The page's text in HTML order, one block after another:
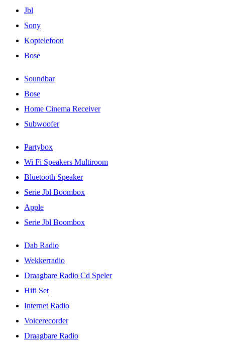
Jbl
Sony
Koptelefoon
Bose
Soundbar
Bose
Home Cinema Receiver
Subwoofer
Partybox
Wi Fi Speakers Multiroom
Bluetooth Speaker
Serie Jbl Boombox
Apple
Serie Jbl Boombox
Dab Radio
Wekkerradio
Draagbare Radio Cd Speler
Hifi Set
Internet Radio
Voicerecorder
Draagbare Radio